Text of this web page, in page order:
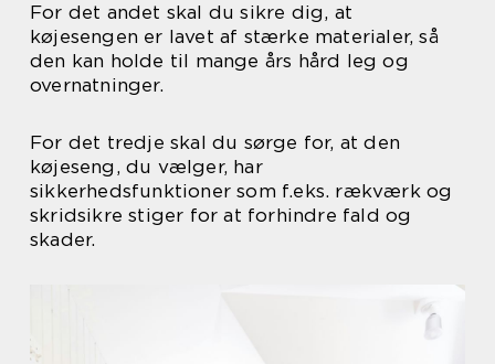
For det andet skal du sikre dig, at
køjesengen er lavet af stærke materialer, så
den kan holde til mange års hård leg og
overnatninger.
For det tredje skal du sørge for, at den
køjeseng, du vælger, har
sikkerhedsfunktioner som f.eks. rækværk og
skridsikre stiger for at forhindre fald og
skader.